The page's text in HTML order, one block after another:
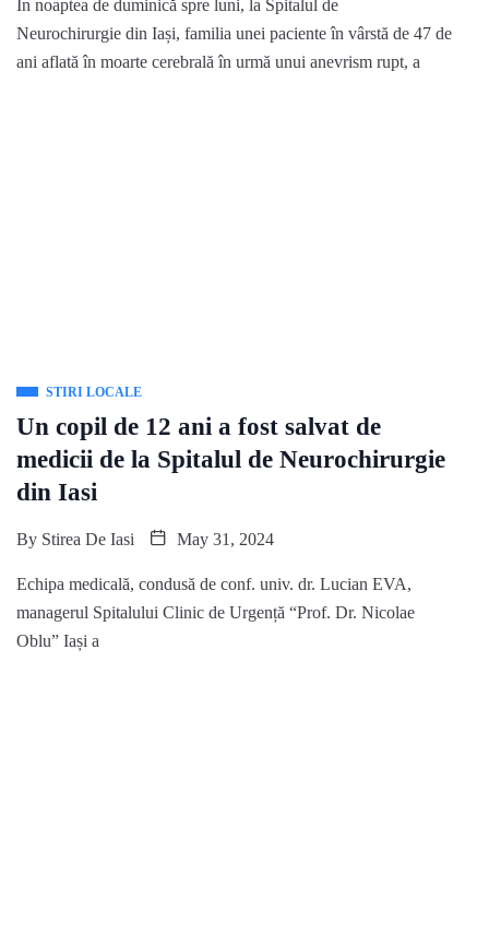
In noaptea de duminică spre luni, la Spitalul de
Neurochirurgie din Iași, familia unei paciente în vârstă de 47 de
ani aflată în moarte cerebrală în urmă unui anevrism rupt, a
STIRI LOCALE
Un copil de 12 ani a fost salvat de
medicii de la Spitalul de Neurochirurgie
din Iasi
By Stirea De Iasi May 31, 2024
Echipa medicală, condusă de conf. univ. dr. Lucian EVA,
managerul Spitalului Clinic de Urgență “Prof. Dr. Nicolae
Oblu” Iași a